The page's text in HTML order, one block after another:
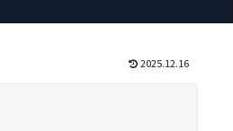
2025.12.16